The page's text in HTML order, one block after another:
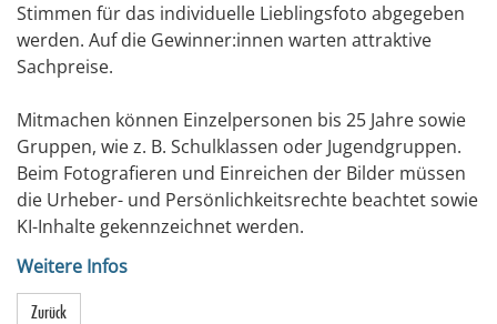
Stimmen für das individuelle Lieblingsfoto abgegeben
werden. Auf die Gewinner:innen warten attraktive
Sachpreise.
Mitmachen können Einzelpersonen bis 25 Jahre sowie
Gruppen, wie z. B. Schulklassen oder Jugendgruppen.
Beim Fotografieren und Einreichen der Bilder müssen
die Urheber- und Persönlichkeitsrechte beachtet sowie
KI-Inhalte gekennzeichnet werden.
Weitere Infos
Zurück